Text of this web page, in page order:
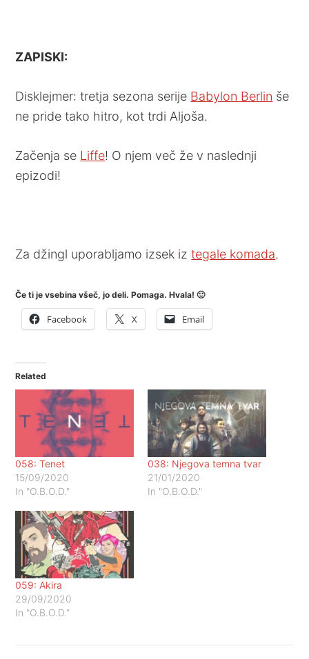
ZAPISKI:
Disklejmer: tretja sezona serije Babylon Berlin še
ne pride tako hitro, kot trdi Aljoša.
Začenja se Liffe! O njem več že v naslednji
epizodi!
Za džingl uporabljamo izsek iztegale komada.
Če ti je vsebina všeč, jo deli. Pomaga. Hvala! 🙂
Facebook X Email
Related
058: Tenet
15/09/2020
In "O.B.O.D."
038: Njegova temna tvar
21/01/2020
In "O.B.O.D."
059: Akira
29/09/2020
In "O.B.O.D."